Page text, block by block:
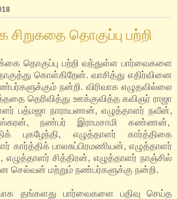
சிறுகதை தொகுப்பு பற்றி
தொகுப்பு பற்றி வந்துள்ள பார்வைகளை
கொள்கிறேன். வாசித்து எதிர்வினை
நன்றி. விரிவாக எழுதவில்லை
தெரிவித்து ஊக்குவித்த கவிஞர் ராஜா
பத்மஜா நாராயணன், எழுத்தாளர் நவீன்,
நண்பர் இராமசாமி கண்ணன்,
புகழேந்தி, எழுத்தாளர் கார்த்திகை
கார்த்திக் பாலசுப்பிரமணியன், எழுத்தாளர்
எழுத்தாளர் சித்திரன், எழுத்தாளர் நாஞ்சில்
செல்வன் மற்றும் நண்பர்களுக்கு நன்றி.
தங்களது பார்வைகளை பதிவு செய்த